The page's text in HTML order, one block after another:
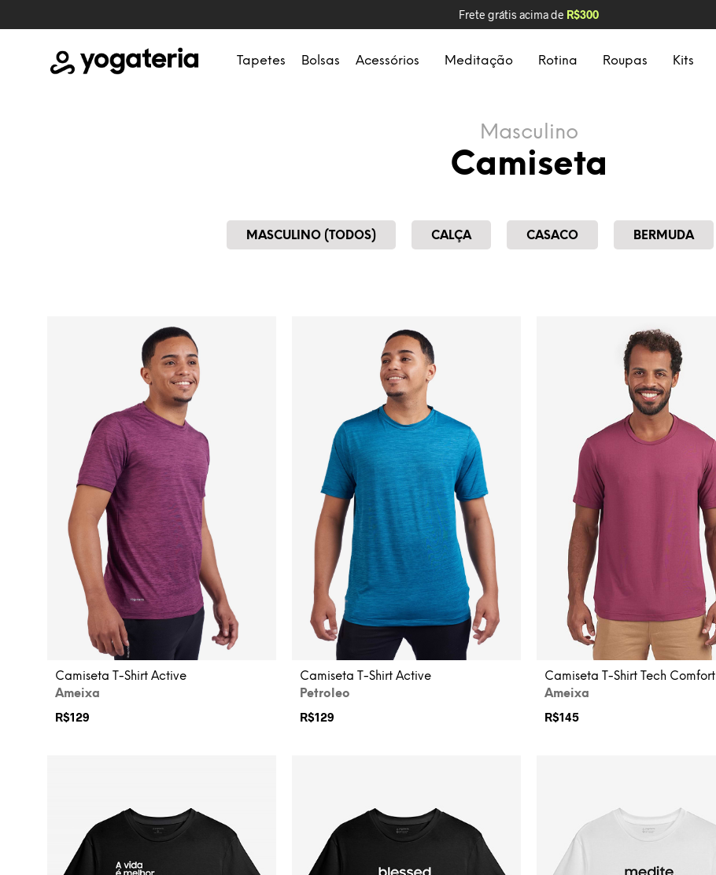
Frete grátis acima de R$300
Tapetes Bolsas Acessórios Meditação Rotina Roupas Kits
Masculino
Camiseta
MASCULINO (TODOS) CALÇA CASACO BERMUDA
Camiseta T-Shirt Active
Ameixa
R$129
Camiseta T-Shirt Active
Petroleo
R$129
Camiseta T-Shirt Tech Comfort
Ameixa
R$145